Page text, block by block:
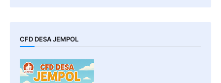
CFD DESA JEMPOL